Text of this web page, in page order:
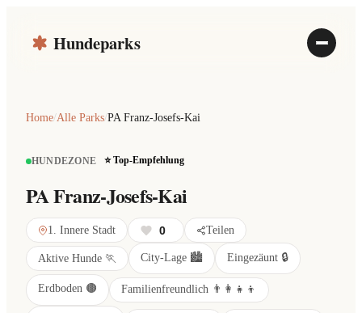
Hundeparks
Home/Alle Parks/PA Franz-Josefs-Kai
HUNDEZONE ⭐ Top-Empfehlung
PA Franz-Josefs-Kai
1. Innere Stadt 0 Teilen
Aktive Hunde 🏃 City-Lage 🏙️ Eingezäunt 🔒
Erdboden 🟤 Familienfreundlich 👨‍👩‍👧‍👦